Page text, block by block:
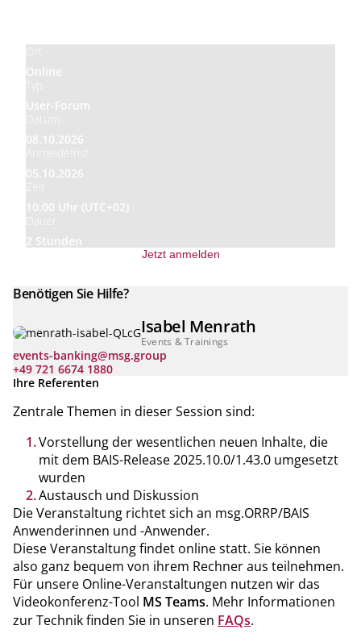
Online
User-Forum
08.10.2026
05.10.2026
10:00 Uhr (UTC+02)
2 Stunden
Jetzt anmelden
Benötigen Sie Hilfe?
Isabel Menrath
Events & Trainings
events-banking@msg.group
+49 721 6674 1880
Ihre Referenten
Zentrale Themen in dieser Session sind:
Vorstellung der wesentlichen neuen Inhalte, die
mit dem BAIS-Release 2025.10.0/1.43.0 umgesetzt
wurden
Austausch und Diskussion
Die Veranstaltung richtet sich an msg.ORRP/BAIS
Anwenderinnen und -Anwender.
Diese Veranstaltung findet online statt. Sie können
also ganz bequem von ihrem Rechner aus teilnehmen.
Für unsere Online-Veranstaltungen nutzen wir das
Videokonferenz-Tool MS Teams. Mehr Informationen
zur Technik finden Sie in unseren FAQs.